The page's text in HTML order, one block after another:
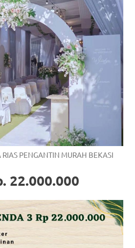
PENGANTIN MURAH BEKASI
22.000.000